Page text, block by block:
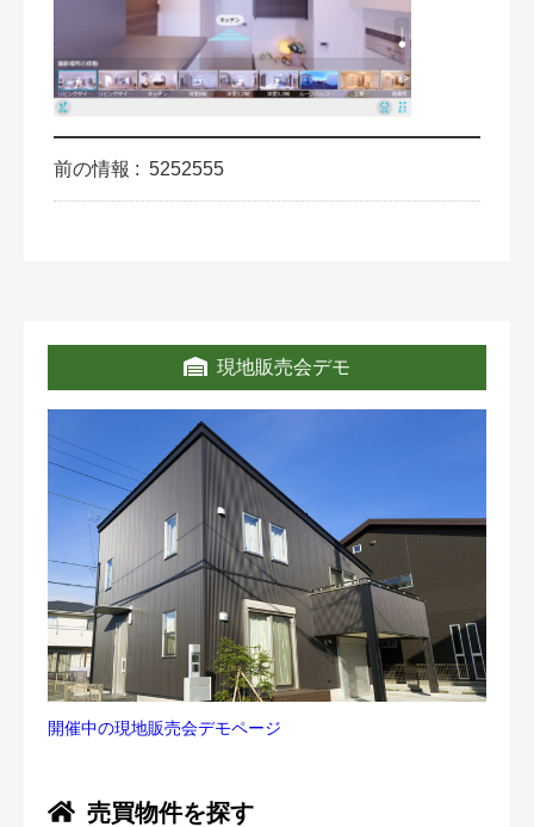
現地販売会デモ
開催中の現地販売会デモページ
売買物件を探す
前の情報 : 5252555